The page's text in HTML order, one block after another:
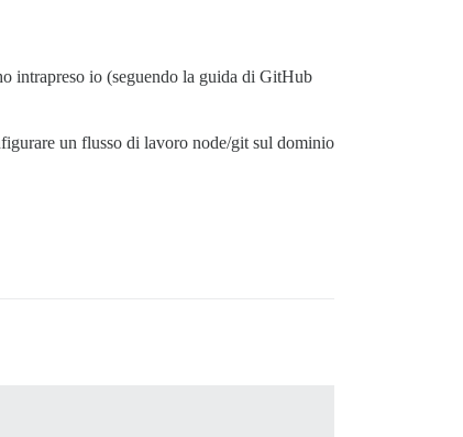
intrapreso io (seguendo la guida di GitHub
un flusso di lavoro node/git sul dominio